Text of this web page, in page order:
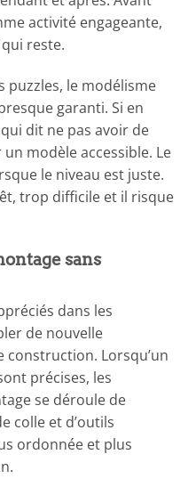
activité engageante,
reste.
puzzles, le modélisme
garanti. Si en
dit ne pas avoir de
modèle accessible. Le
le niveau est juste.
trop difficile et il risque
sans
dans les
de nouvelle
construction. Lorsqu’un
précises, les
se déroule de
colle et d’outils
ordonnée et plus